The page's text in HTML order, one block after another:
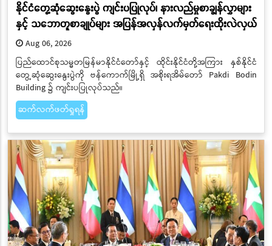
နိုင်ငံတွေ့ဆုံဆွေးနွေးပွဲ ကျင်းပပြုလုပ်၊ နားလည်မှုစာချွန်လွှာများ
နှင့် သဘောတူစာချုပ်များ အပြန်အလှန်လက်မှတ်ရေးထိုးလဲလှယ်
Aug 06, 2026
ပြည်ထောင်စုသမ္မတမြန်မာနိုင်ငံတော်နှင့် ထိုင်းနိုင်ငံတို့အကြား နှစ်နိုင်ငံ
တွေ့ဆုံဆွေးနွေးပွဲကို ဗန်ကောက်မြို့ရှိ အစိုးရအိမ်တော် Pakdi Bodin
Building ၌ ကျင်းပပြုလုပ်သည်။
ဆက်လက်ဖတ်ရှုရန်